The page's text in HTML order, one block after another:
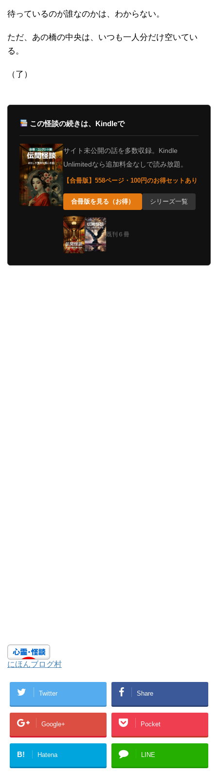
待っているのが誰なのかは、わからない。
ただ、あの橋の中央は、いつも一人分だけ空いてい
る。
（了）
この怪談の続きは、Kindleで
サイト未公開の話を多数収録。Kindle
Unlimitedなら追加料金なしで読み放題。
【合冊版】558ページ・100円のお得セットあり
合冊版を見る（お得） シリーズ一覧
既刊６冊
にほんブログ村
Twitter Share
Google+ Pocket
B! Hatena LINE